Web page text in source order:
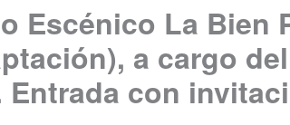
Escénico La Bien
a cargo
con